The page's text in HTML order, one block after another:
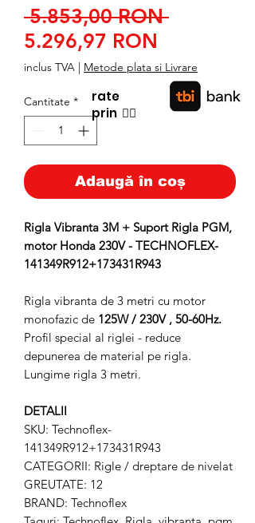
5.853,00 RON Preț
5.296,97 RON
redus
inclus TVA | Metode plata si Livrare
Cantitate *
Adaugă în coș
Rigla Vibranta 3M + Suport Rigla PGM,
motor Honda 230V - TECHNOFLEX-
141349R912+173431R943
Rigla vibranta de 3 metri cu motor
monofazic de 125W / 230V , 50-60Hz.
Profil special al riglei - reduce
depunerea de material pe rigla.
Lungime rigla 3 metri.
DETALII
SKU: Technoflex-
141349R912+173431R943
CATEGORII: Rigle / dreptare de nivelat
GREUTATE: 12
BRAND: Technoflex
rate
prin 👉🏿